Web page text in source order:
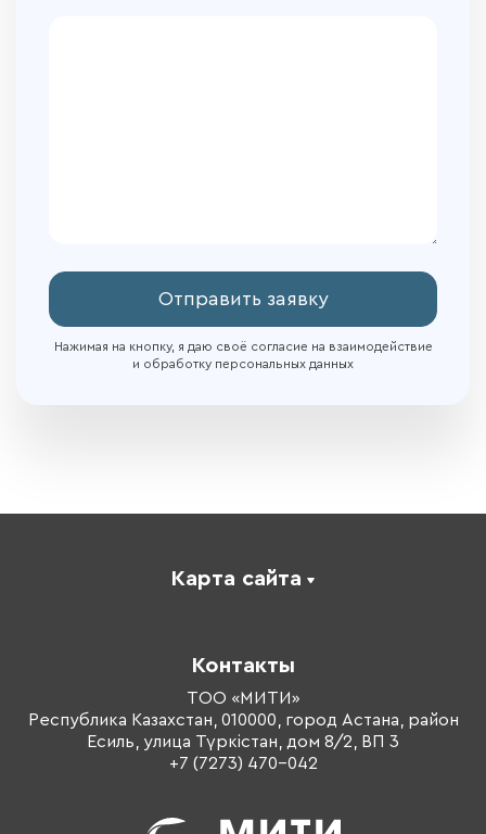
Отправить заявку
Нажимая на кнопку, я даю своё согласие на взаимодействие
и обработку персональных данных
Карта сайта
Оплата обучения
Тренеры
О компании
Контакты
Контакты
ТОО «МИТИ»
Республика Казахстан, 010000, город Астана, район
Есиль, улица Түркістан, дом 8/2, ВП 3
+7 (7273) 470-042